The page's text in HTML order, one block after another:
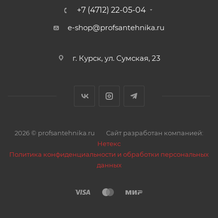
Внутренний диаметр ниппеля, мм 5,8±0,1
Максимальное рабочее давление, МПа (bar) 2,0 (20)
Номинальный поток (при 3bar), л 35
Рабочая температура,
+7 (4712) 22-05-04
e-shop@profsantehnika.ru
г. Курск, ул. Сумская, 23
2026 © profsantehnika.ru
Сайт разработан компанией:
Нетекс
Политика конфиденциальности и обработки персональных
данных